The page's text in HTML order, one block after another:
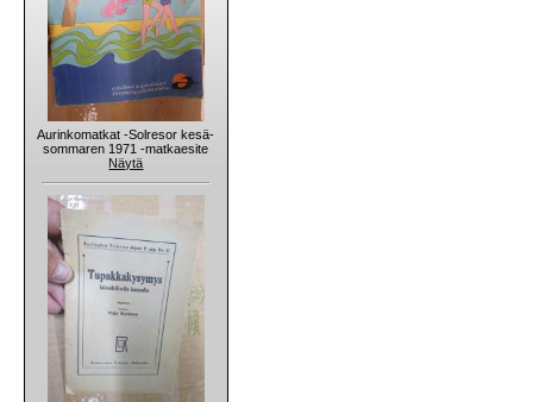
Aurinkomatkat -Solresor kesä-
sommaren 1971 -matkaesite
Näytä